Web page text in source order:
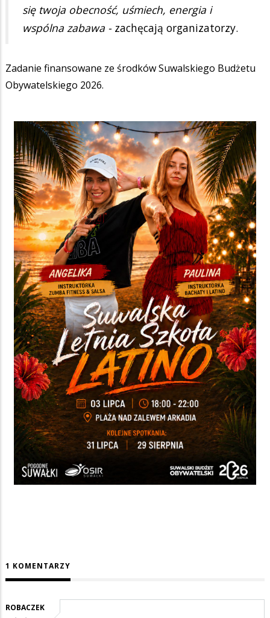
się twoja obecność, uśmiech, energia i
wspólna zabawa - zachęcają organizatorzy.
Zadanie finansowane ze środków Suwalskiego Budżetu
Obywatelskiego 2026.
1 KOMENTARZY
ROBACZEK